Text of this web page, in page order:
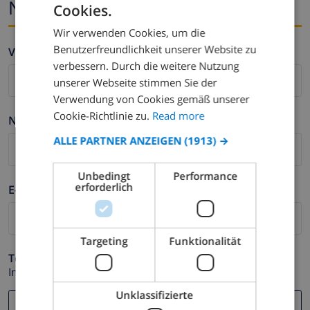
Name und E-mail
Vorname *
Nachname *
E-mail *
Telefonnummer *
Im Fall Ihre E-mail Adresse nicht korrekt funktioniert.
DUTCH
SPANISH
GERMAN
DANISH
NORWEGIAN
Cookies.
Wir verwenden Cookies, um die
Benutzerfreundlichkeit unserer Website zu
verbessern. Durch die weitere Nutzung
unserer Webseite stimmen Sie der
Verwendung von Cookies gemäß unserer
Cookie-Richtlinie zu. Read more
ALLE PARTNER ANZEIGEN (1913) →
Unbedingt
erforderlich
Performance
Targeting Funktionalität
Unklassifizierte